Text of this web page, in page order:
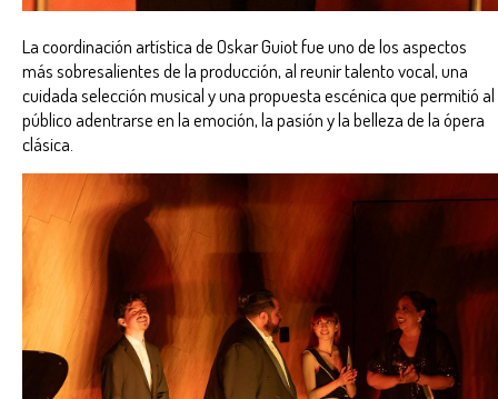
La coordinación artística de Oskar Guiot fue uno de los aspectos
más sobresalientes de la producción, al reunir talento vocal, una
cuidada selección musical y una propuesta escénica que permitió al
público adentrarse en la emoción, la pasión y la belleza de la ópera
clásica.